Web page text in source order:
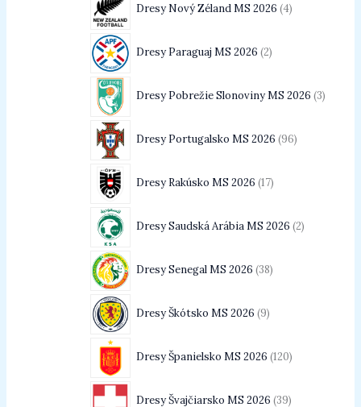
Dresy Nový Zéland MS 2026 4
Dresy Paraguaj MS 2026 2
Dresy Pobrežie Slonoviny MS 2026 3
Dresy Portugalsko MS 2026 96
Dresy Rakúsko MS 2026 17
Dresy Saudská Arábia MS 2026 2
Dresy Senegal MS 2026 38
Dresy Škótsko MS 2026 9
Dresy Španielsko MS 2026 120
Dresy Švajčiarsko MS 2026 39